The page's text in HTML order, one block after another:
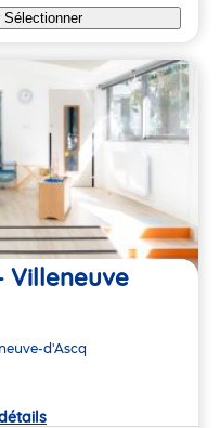
Sélectionner
Villeneuve
d'Ascq